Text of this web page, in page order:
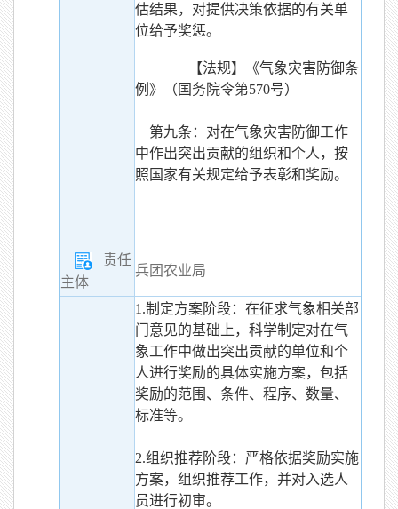
估结果，对提供决策依据的有关单
位给予奖惩。
【法规】《气象灾害防御条
例》（国务院令第570号）
第九条：对在气象灾害防御工作
中作出突出贡献的组织和个人，按
照国家有关规定给予表彰和奖励。
责任
主体
兵团农业局
1.制定方案阶段：在征求气象相关部
门意见的基础上，科学制定对在气
象工作中做出突出贡献的单位和个
人进行奖励的具体实施方案，包括
奖励的范围、条件、程序、数量、
标准等。
2.组织推荐阶段：严格依据奖励实施
方案，组织推荐工作，并对入选人
员进行初审。